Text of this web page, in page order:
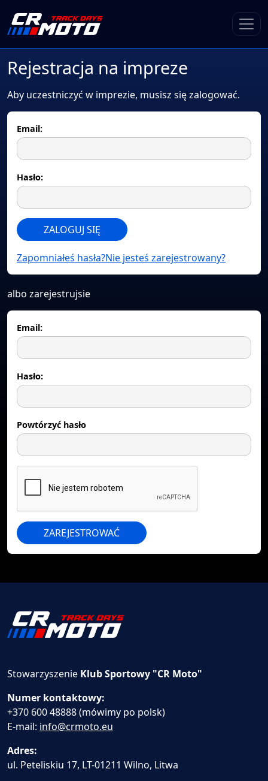
Rejestracja na impreze
Aby uczestniczyć w imprezie, musisz się zalogować.
Email:
Hasło:
ZALOGUJ SIĘ
Zapomniałeś hasła?Nie jesteś zarejestrowany?
albo zarejestrujsie
Email:
Hasło:
Powtórzyć hasło
ZAREJESTROWAĆ
Stowarzyszenie Klub Sportowy "CR Moto"
Numer kontaktowy:
+370 600 48888 (mówimy po polsk)
E-mail: info@crmoto.eu
Adres:
ul. Peteliskiu 17, LT-01211 Wilno, Litwa